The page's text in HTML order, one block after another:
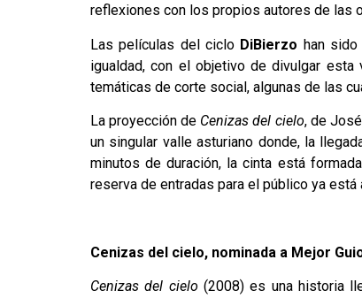
reflexiones con los propios autores de las
Las películas del ciclo DiBierzo han
igualdad, con el objetivo de divulgar
temáticas de corte social, algunas de las
La proyección de Cenizas del cielo, de
un singular valle asturiano donde, la
minutos de duración, la cinta está
reserva de entradas para el público ya
Cenizas del cielo, nominada a Mejor
Cenizas del cielo (2008) es una historia